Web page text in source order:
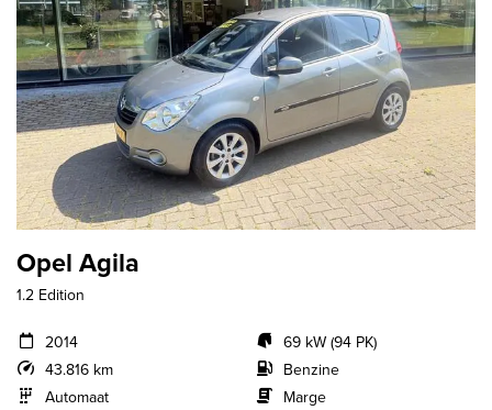
Opel Agila
1.2 Edition
2014
43.816 km
Automaat
69 kW (94 PK)
Benzine
Marge